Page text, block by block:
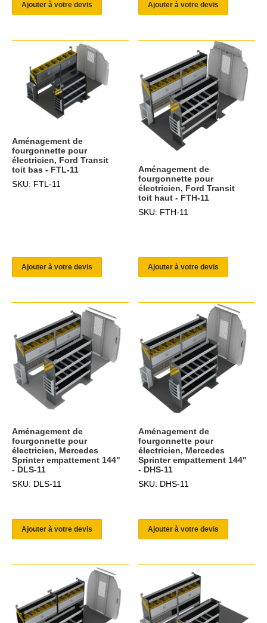
Ajouter à votre devis Ajouter à votre devis
Aménagement de
fourgonnette pour
électricien, Ford Transit
toit bas - FTL-11
SKU: FTL-11
Ajouter à votre devis
Aménagement de
fourgonnette pour
électricien, Ford Transit
toit haut - FTH-11
SKU: FTH-11
Ajouter à votre devis
Aménagement de
fourgonnette pour
électricien, Mercedes
Sprinter empattement 144"
- DLS-11
SKU: DLS-11
Ajouter à votre devis
Aménagement de
fourgonnette pour
électricien, Mercedes
Sprinter empattement 144"
- DHS-11
SKU: DHS-11
Ajouter à votre devis